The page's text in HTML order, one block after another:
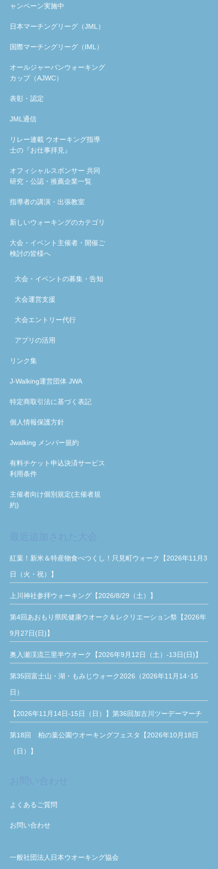
ャンペーン実施中
日本マーチングリーグ（JML）
国際マーチングリーグ（IML）
オールジャーパンウォーキング
カップ（AJWC）
表彰・認定
JML通信
リレー連載 ウオーキング指導
士の『お仕事拝見』
オフィシャルスポンサー 共同
研究・公認・推薦企業一覧
指導者の講演・出張教室
新しいウォーキングのカテゴリ
大会・イベント主催者・開催ご
検討の皆様へ
大会・イベントの募集・告知
大会運営支援
大会エントリー代行
アプリの活用
リンク集
J-Walking運営団体 JWA
特定商取引法に基づく表記
個人情報保護方針
Jwalking メンバー規約
有料チケット申込決済サービス
利用条件
主催者向け個別規定(主催者規
約)
紅葉！新米＆特産物食べつくし！只見町ウォーク【2026年11月3
日（火・祝）】
上川神社参拝ウォーキング【2026/8/29（土）】
第4回あおもり県民健康ウオーク＆レクリエーション祭【2026年
9月27日(日)】
奥入瀬渓流三里半ウオーク【2026年9月12日（土）-13日(日)】
第35回富士山・湖・もみじウォーク2026（2026年11月14･15
日）
【2026年11月14日-15日（日）】第36回加古川ツーデーマーチ
第18回 柏の葉公園ウオーキングフェスタ【2026年10月18日
（日）】
よくあるご質問
お問い合わせ
一般社団法人日本ウオーキング協会